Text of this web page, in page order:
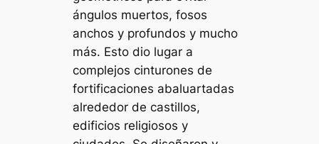
ángulos muertos, fosos
anchos y profundos y mucho
más. Esto dio lugar a
complejos cinturones de
fortificaciones abaluartadas
alrededor de castillos,
edificios religiosos y